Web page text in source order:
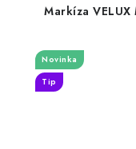
Markíza VELUX
Novinka
Tip